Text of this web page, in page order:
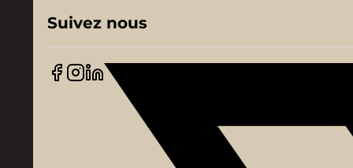
Suivez nous